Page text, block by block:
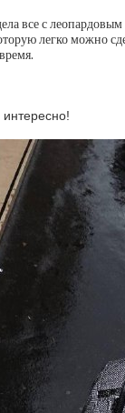
все с
легко можно